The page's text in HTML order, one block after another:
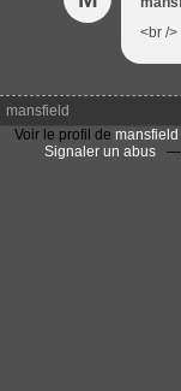
<br />
mansfield
Voir le profil de mansfield
Signaler un abus